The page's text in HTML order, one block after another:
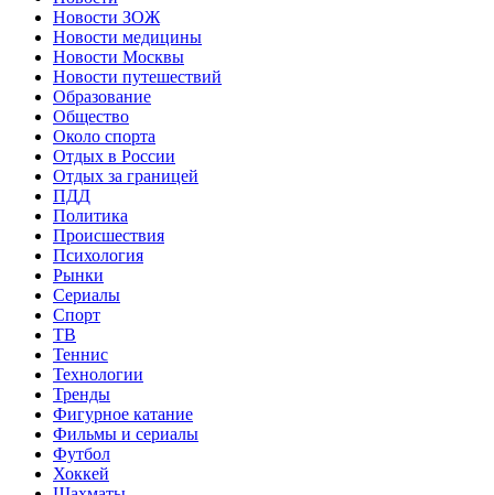
Новости ЗОЖ
Новости медицины
Новости Москвы
Новости путешествий
Образование
Общество
Около спорта
Отдых в России
Отдых за границей
ПДД
Политика
Происшествия
Психология
Рынки
Сериалы
Спорт
ТВ
Теннис
Технологии
Тренды
Фигурное катание
Фильмы и сериалы
Футбол
Хоккей